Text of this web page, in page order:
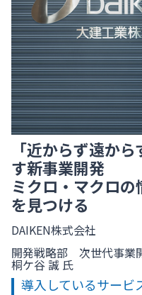
「近からず遠か
す新事業開発
ミクロ・マクロ
を見つける
DAIKEN株式会社
開発戦略部 次世代事業
桐ケ谷 誠 氏
導入しているサービ